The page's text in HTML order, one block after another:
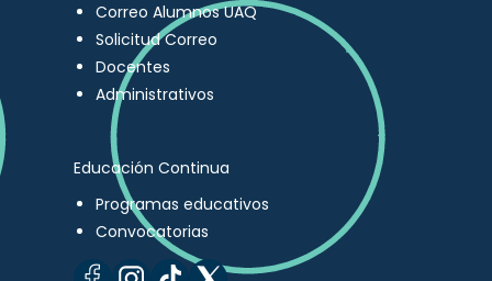
Correo Alumnos UAQ
Solicitud Correo
Docentes
Administrativos
Educación Continua
Programas educativos
Convocatorias